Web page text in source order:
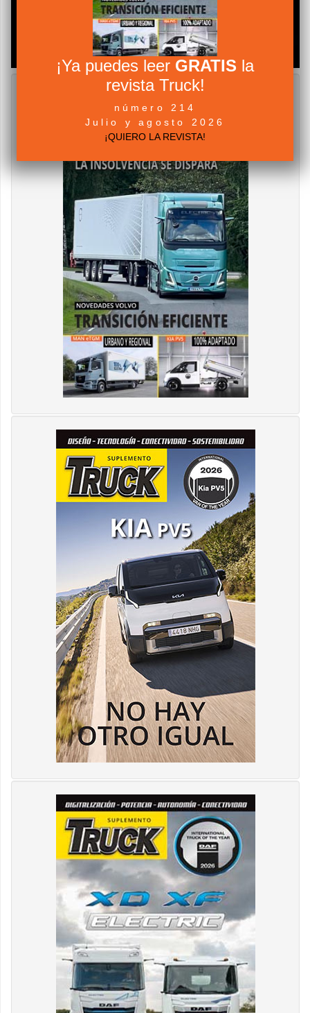
¡Ya puedes leer GRATIS la
revista Truck!
número 214
Julio y agosto 2026
¡QUIERO LA REVISTA!